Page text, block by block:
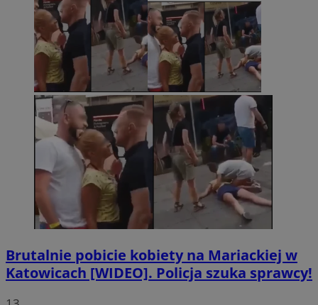
Brutalnie pobicie kobiety na Mariackiej w
Katowicach [WIDEO]. Policja szuka sprawcy!